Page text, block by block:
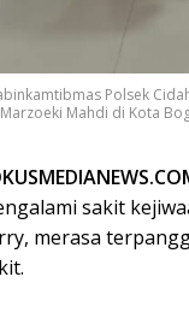
Polsek
Marzoeki Mahdi di Kota
sakit
merasa